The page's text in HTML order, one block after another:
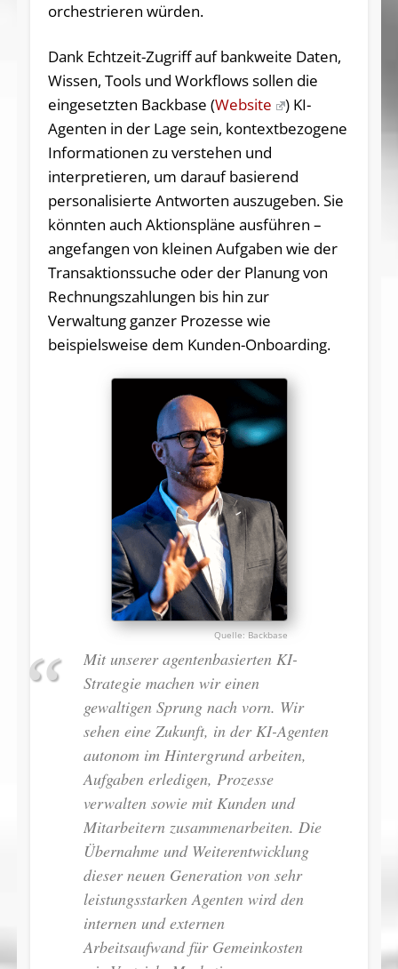
orchestrieren würden.
Dank Echtzeit-Zugriff auf bankweite Daten,
Wissen, Tools und Workflows sollen die
eingesetzten Backbase (Website
) KI-
Agenten in der Lage sein, kontextbezogene
Informationen zu verstehen und
interpretieren, um darauf basierend
personalisierte Antworten auszugeben. Sie
könnten auch Aktionspläne ausführen –
angefangen von kleinen Aufgaben wie der
Transaktionssuche oder der Planung von
Rechnungszahlungen bis hin zur
Verwaltung ganzer Prozesse wie
beispielsweise dem Kunden-Onboarding.
Backbase
Mit unserer agentenbasierten KI-
Strategie machen wir einen
gewaltigen Sprung nach vorn. Wir
sehen eine Zukunft, in der KI-Agenten
autonom im Hintergrund arbeiten,
Aufgaben erledigen, Prozesse
verwalten sowie mit Kunden und
Mitarbeitern zusammenarbeiten. Die
Übernahme und Weiterentwicklung
dieser neuen Generation von sehr
leistungsstarken Agenten wird den
internen und externen
Arbeitsaufwand für Gemeinkosten